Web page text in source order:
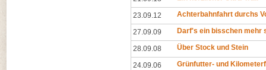
23.09.12 Achterbahnfahrt durchs
27.09.09 Darf's ein bisschen mehr
28.09.08 Über Stock und Stein
24.09.06 Grünfutter- und